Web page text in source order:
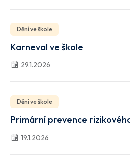
Dění ve škole
Karneval ve škole
29.1.2026
Dění ve škole
Primární prevence
19.1.2026